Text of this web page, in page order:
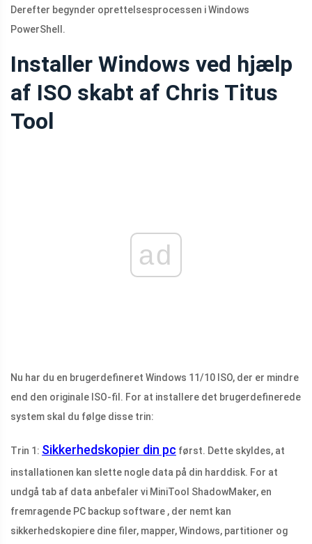
Derefter begynder oprettelsesprocessen i Windows
PowerShell.
Installer Windows ved hjælp
af ISO skabt af Chris Titus
Tool
ad
Nu har du en brugerdefineret Windows 11/10 ISO, der er mindre
end den originale ISO-fil. For at installere det brugerdefinerede
system skal du følge disse trin:
Trin 1: Sikkerhedskopier din pc først. Dette skyldes, at
installationen kan slette nogle data på din harddisk. For at
undgå tab af data anbefaler vi MiniTool ShadowMaker, en
fremragende PC backup software , der nemt kan
sikkerhedskopiere dine filer, mapper, Windows, partitioner og